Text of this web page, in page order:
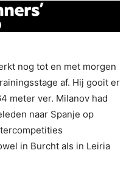
nog tot en met morgen
af. Hij gooit er
meter ver. Milanov had
naar Spanje op
in Burcht als in Leiria